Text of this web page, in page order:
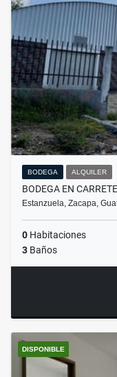
BODEGA ALQUILER
BODEGA EN
Estanzuela, Zacapa,
0 Habitaciones
3 Baños
DISPONIBLE